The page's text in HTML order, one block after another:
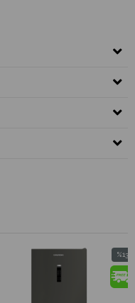
%13
İndirim
%13İndirim